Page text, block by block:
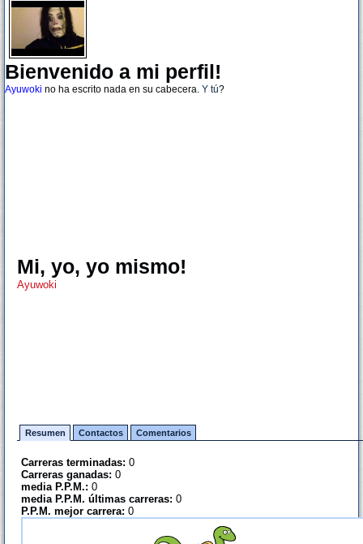
Bienvenido a mi perfil!
Ayuwoki no ha escrito nada en su cabecera. Y tú?
Mi, yo, yo mismo!
Ayuwoki
Resumen Contactos Comentarios
Carreras terminadas: 0
Carreras ganadas: 0
media P.P.M.: 0
media P.P.M. últimas carreras: 0
P.P.M. mejor carrera: 0